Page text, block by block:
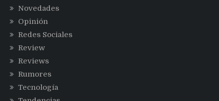
Novedades
Opinión
Redes Sociales
Review
Reviews
Rumores
Tecnología